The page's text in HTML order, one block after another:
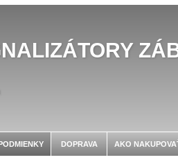
DOPRAVA AKO